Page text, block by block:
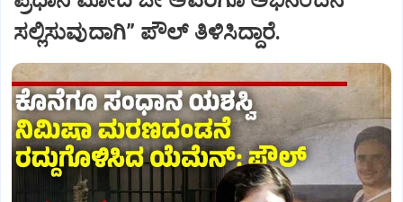
ಸಲ್ಲಿಸುವುದಾಗಿ” ಪೌಲ್‌ ತಿಳಿಸಿದ್ದಾರೆ.